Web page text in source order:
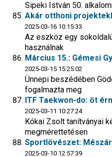
Sipeki István 50.
Akár otthoni
2025-03-16 10:15:33
Az eszköz egy
használnak
Március 15.: Gémesi
2025-03-15 15:25:02
Ünnepi beszédében
fogalmazta meg
ITF Taekwon-do: öt
2025-03-11 10:27:24
Kókai Zsolt tanítványai
megmérettetésen
Sportlövészet:
2025-03-10 12:57:39